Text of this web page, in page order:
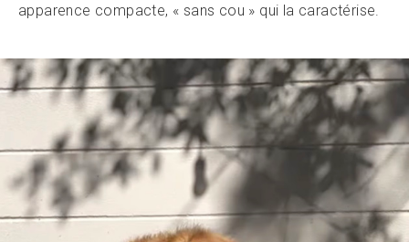
apparence compacte, « sans cou » qui la caractérise.